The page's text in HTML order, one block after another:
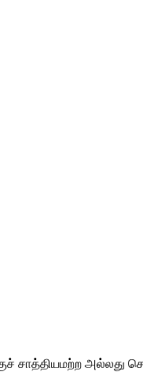
சாத்தியமற்ற